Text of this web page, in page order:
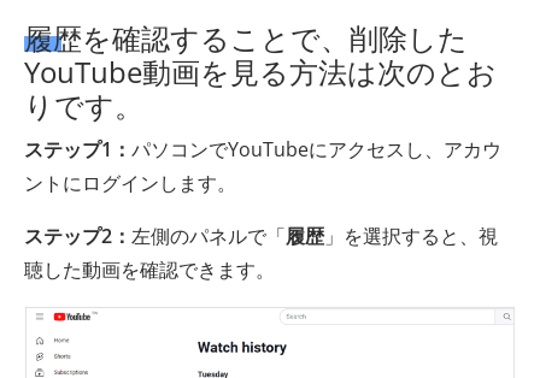
履歴を確認することで、削除した
YouTube動画を見る方法は次のとお
りです。
ステップ1： パソコンでYouTubeにアクセスし、アカウ
ントにログインします。
ステップ2： 左側のパネルで「履歴 」を選択すると、視
聴した動画を確認できます。